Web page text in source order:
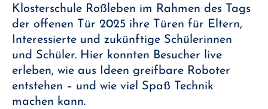
Klosterschule Roßleben im Rahmen des Tags
der offenen Tür 2025 ihre Türen für Eltern,
Interessierte und zukünftige Schülerinnen
und Schüler. Hier konnten Besucher live
erleben, wie aus Ideen greifbare Roboter
entstehen – und wie viel Spaß Technik
machen kann.